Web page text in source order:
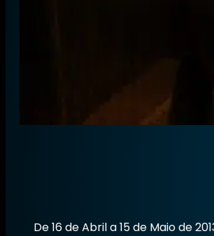
De 16 de Abril a 15 de Maio de